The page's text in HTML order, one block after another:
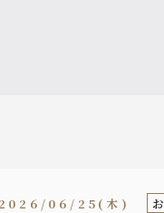
06/25(木)